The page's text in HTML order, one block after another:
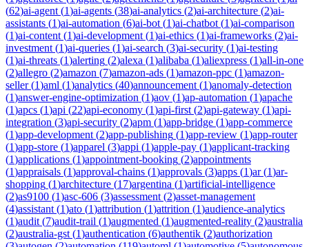
(62)ai-agent (1)ai-agents (38)ai-analytics (2)ai-architecture (2)ai-
assistants (1)ai-automation (6)ai-bot (1)ai-chatbot (1)ai-comparison
(1)ai-content (1)ai-development (1)ai-ethics (1)ai-frameworks (2)ai-
investment (1)ai-queries (1)ai-search (3)ai-security (1)ai-testing
(1)ai-threats (1)alerting (2)alexa (1)alibaba (1)aliexpress (1)all-in-one
(2)allegro (2)amazon (7)amazon-ads (1)amazon-ppc (1)amazon-
seller(1)aml (1)analytics (40)announcement (1)anomaly-detection
(1)answer-engine-optimization (1)aov (1)ap-automation (1)apache
(1)apcs (1)api (22)api-economy (1)api-first (2)api-gateway (1)api-
integration (3)api-security (2)apm (1)app-bridge (1)app-commerce
(1)app-development (2)app-publishing (1)app-review (1)app-router
(1)app-store (1)apparel (3)appi (1)apple-pay (1)applicant-tracking
(1)applications (1)appointment-booking (2)appointments
(1)appraisals (1)approval-chains (1)approvals (3)apps (1)ar(1)ar-
shopping (1)architecture (17)argentina (1)artificial-intelligence
(2)as9100 (1)asc-606 (3)assessment (2)asset-management
(4)assistant (1)ato (1)attribution (1)attrition (1)audience-analytics
(1)audit (7)audit-trail (1)augmented (1)augmented-reality (2)australia
(2)australia-gst (1)authentication (6)authentik (2)authorization